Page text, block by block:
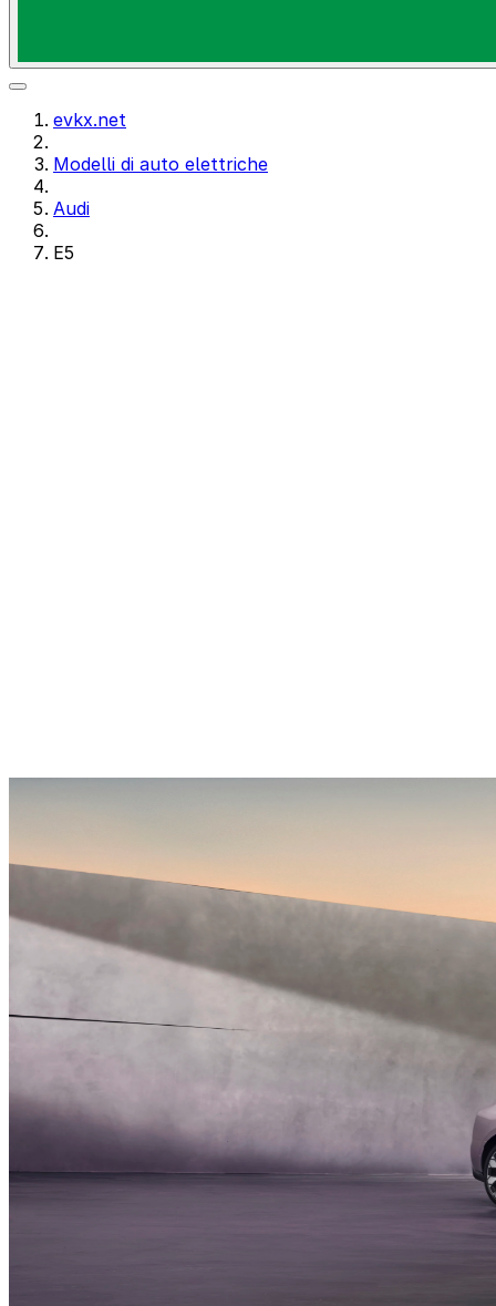
evkx.net
Modelli di auto elettriche
Audi
E5